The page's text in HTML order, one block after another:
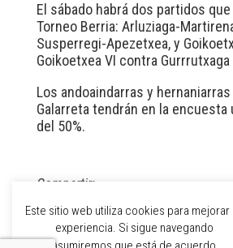
El sábado habrá dos partidos
Torneo Berria: Arluziaga-
Susperregi-Apezetxea, y
Goikoetxea VI contra
Los andoaindarras y
Galarreta tendrán en la
del 50%.
Compartir:
Este sitio web utiliza cookies para mejorar
experiencia. Si sigue navegando